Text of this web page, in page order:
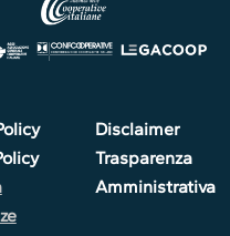
Disclaimer
Trasparenza
Amministrativa